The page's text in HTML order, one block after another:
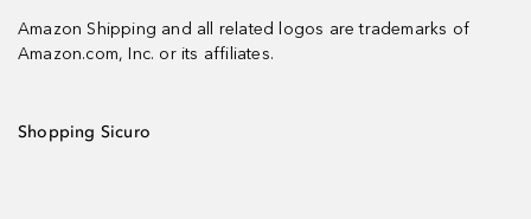
Amazon Shipping and all related logos are trademarks of
Amazon.com, Inc. or its affiliates.
Shopping Sicuro